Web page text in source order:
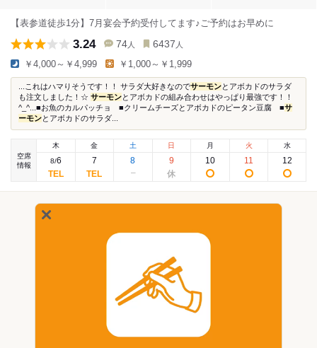
【表参道徒歩1分】7月宴会予約受付してます♪ご予約はお早めに
3.24 74 人 6437 人
￥4,000～￥4,999 ￥1,000～￥1,999
...これはハマりそうです！！ サラダ大好きなのでサーモンとアボカドのサラダ
も注文しました！☆ サーモンとアボカドの組み合わせはやっぱり最強です！！
^_^...■お魚のカルパッチョ ■クリームチーズとアボカドのピータン豆腐 ■サ
ーモンとアボカドのサラダ...
空席
情報
木
8/6
金
7
土
8
日
9
月
10
火
11
水
12